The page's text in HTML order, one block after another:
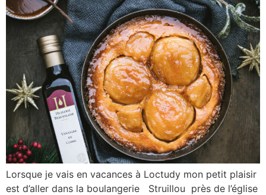
Lorsque je vais en vacances à Loctudy mon petit plaisir
est d’aller dans la boulangerie Struillou près de l’église